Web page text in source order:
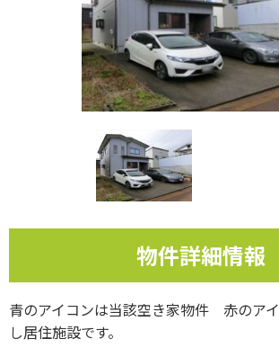
物件詳細情報
青のアイコンは当該空き家物件 赤のア
し居住施設です。